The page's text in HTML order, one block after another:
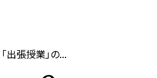
出張授業」の...